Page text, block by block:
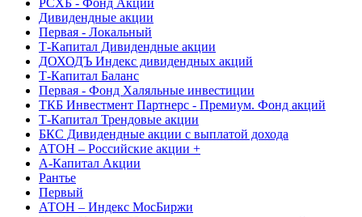
РСХБ - Фонд Акций
Дивидендные акции
Первая - Локальный
Т-Капитал Дивидендные акции
ДОХОДЪ Индекс дивидендных акций
Т-Капитал Баланс
Первая - Фонд Халяльные инвестиции
ТКБ Инвестмент Партнерс - Премиум. Фонд акций
Т-Капитал Трендовые акции
БКС Дивидендные акции с выплатой дохода
АТОН – Российские акции +
А-Капитал Акции
Рантье
Первый
АТОН – Индекс МосБиржи